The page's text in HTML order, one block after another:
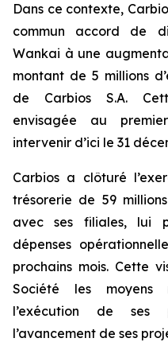
Dans ce contexte,
commun accord de
Wankai à une
montant de 5 millions
de Carbios S.A.
envisagée au
intervenir d’ici le 31
Carbios a clôturé
trésorerie de 59
avec ses filiales, lui
dépenses
prochains mois. Cette
Société les moyens
l’exécution de ses
l’avancement de ses